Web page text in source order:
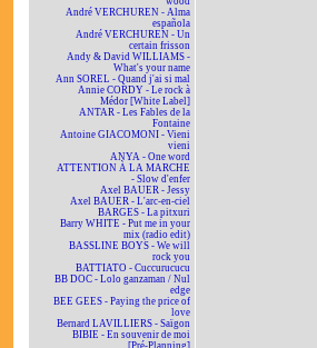
André VERCHUREN - Alma
española
André VERCHUREN - Un
certain frisson
Andy & David WILLIAMS -
What's your name
Ann SOREL - Quand j'ai si mal
Annie CORDY - Le rock à
Médor [White Label]
ANTAR - Les Fables de la
Fontaine
Antoine GIACOMONI - Vieni
vieni
ANYA - One word
ATTENTION À LA MARCHE
- Slow d'enfer
Axel BAUER - Jessy
Axel BAUER - L'arc-en-ciel
BARGES - La pitxuri
Barry WHITE - Put me in your
mix (radio edit)
BASSLINE BOYS - We will
rock you
BATTIATO - Cuccurucucu
BB DOC - Lolo ganzaman / Nul
edge
BEE GEES - Paying the price of
love
Bernard LAVILLIERS - Saïgon
BIBIE - En souvenir de moi
[Pré-Planning]